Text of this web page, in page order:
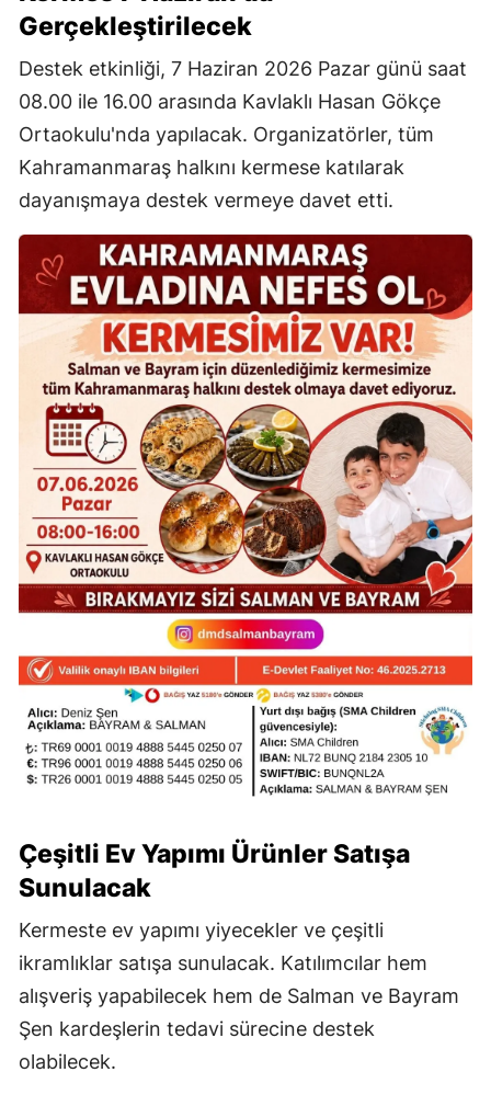
Gerçekleştirilecek
Destek etkinliği, 7 Haziran 2026 Pazar günü saat
08.00 ile 16.00 arasında Kavlaklı Hasan Gökçe
Ortaokulu'nda yapılacak. Organizatörler, tüm
Kahramanmaraş halkını kermese katılarak
dayanışmaya destek vermeye davet etti.
Çeşitli Ev Yapımı Ürünler Satışa
Sunulacak
Kermeste ev yapımı yiyecekler ve çeşitli
ikramlıklar satışa sunulacak. Katılımcılar hem
alışveriş yapabilecek hem de Salman ve Bayram
Şen kardeşlerin tedavi sürecine destek
olabilecek.